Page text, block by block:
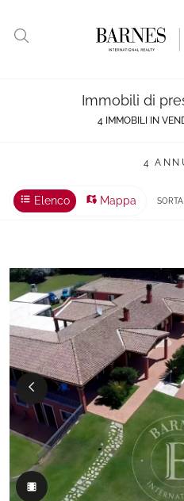
Immobili di
4 IMMOBILI IN
4
Elenco Mappa SORTA